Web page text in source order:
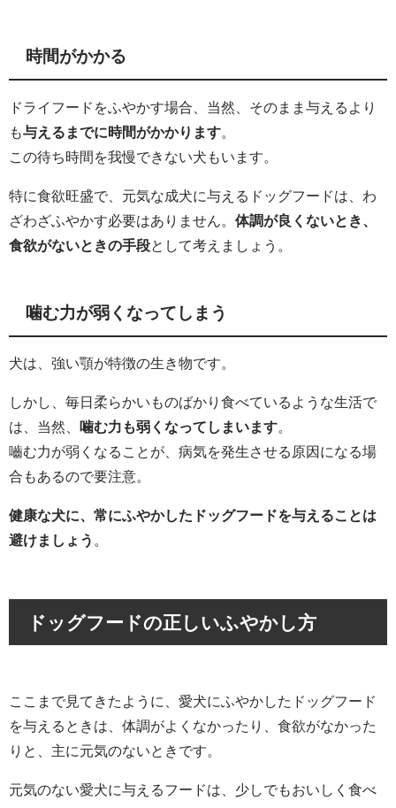
時間がかかる
ドライフードをふやかす場合、当然、そのまま与えるより
も与えるまでに時間がかかります
この待ち時間を我慢できない犬もいます。
特に食欲旺盛で、元気な成犬に与えるドッグフードは、わ
ざわざふやかす必要はありません。 体調が良くないとき、
食欲がないときの手段として考えましょう。
噛む力が弱くなってしまう
犬は、強い顎が特徴の生き物です。
しかし、毎日柔らかいものばかり食べているような生活で
は、当然、
噛む力も弱くなってしまいます。
嚙む力が弱くなることが、病気を発生させる原因になる場
合もあるので要注意。
健康な犬に、常にふやかしたドッグフードを与えることは
避けましょう 。
ドッグフードの正しいふやかし方
ここまで見てきたように、愛犬にふやかしたドッグフード
を与えるときは、体調がよくなかったり、食欲がなかった
りと、主に元気のないときです。
元気のない愛犬に与えるフードは、少しでもおいしく食べ